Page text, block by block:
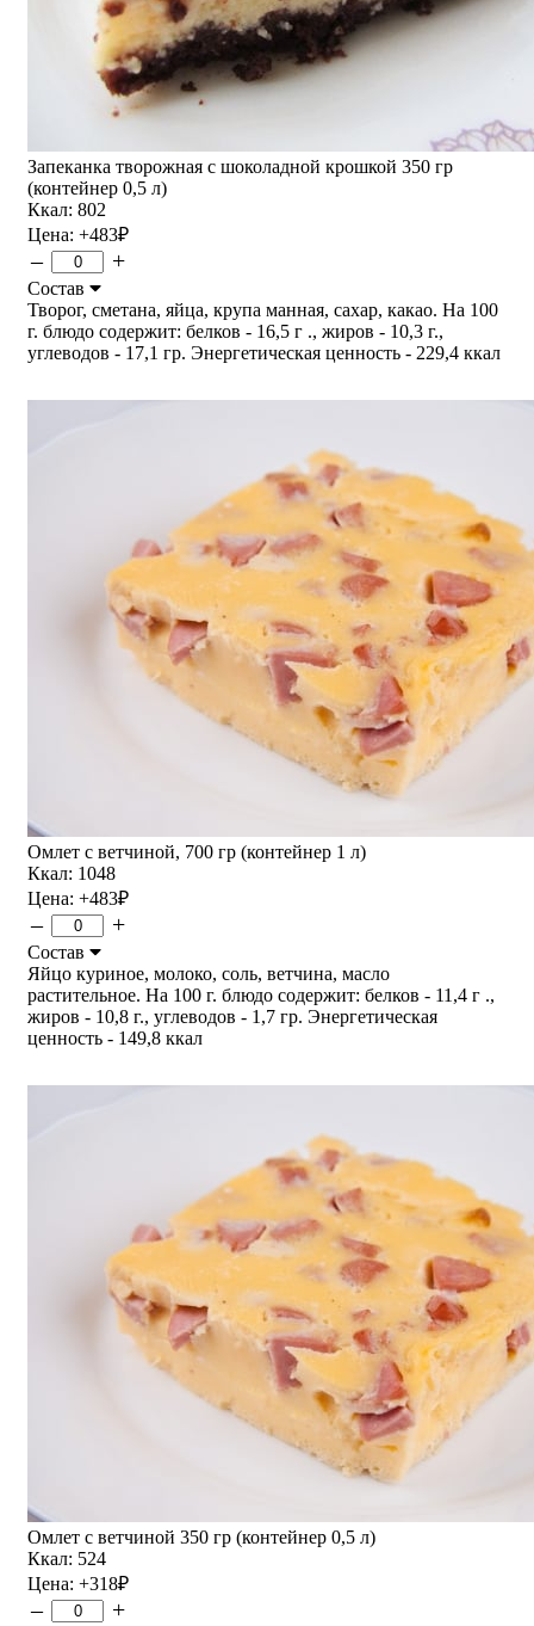
Запеканка творожная с шоколадной крошкой 350 гр
(контейнер 0,5 л)
Ккал: 802
Цена: +483₽
– +
Состав
Творог, сметана, яйца, крупа манная, сахар, какао. На 100
г. блюдо содержит: белков - 16,5 г ., жиров - 10,3 г.,
углеводов - 17,1 гр. Энергетическая ценность - 229,4 ккал
Омлет с ветчиной, 700 гр (контейнер 1 л)
Ккал: 1048
Цена: +483₽
– +
Состав
Яйцо куриное, молоко, соль, ветчина, масло
растительное. На 100 г. блюдо содержит: белков - 11,4 г .,
жиров - 10,8 г., углеводов - 1,7 гр. Энергетическая
ценность - 149,8 ккал
Омлет с ветчиной 350 гр (контейнер 0,5 л)
Ккал: 524
Цена: +318₽
– +